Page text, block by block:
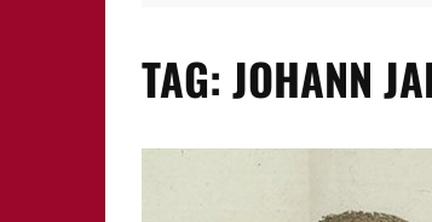
BAMBERG 16.-18. JAHRHUNDERT
TAG: JOHANN